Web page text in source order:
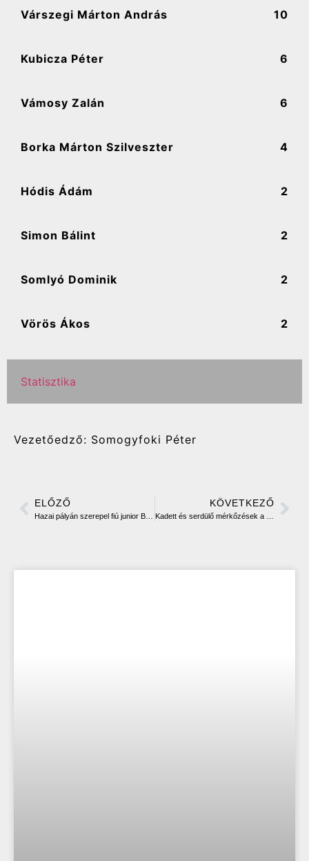
Várszegi Márton András 10
Kubicza Péter 6
Vámosy Zalán 6
Borka Márton Szilveszter 4
Hódis Ádám 2
Simon Bálint 2
Somlyó Dominik 2
Vörös Ákos 2
Statisztika
Vezetőedző: Somogyfoki Péter
ELŐZŐ KÖVETKEZŐ